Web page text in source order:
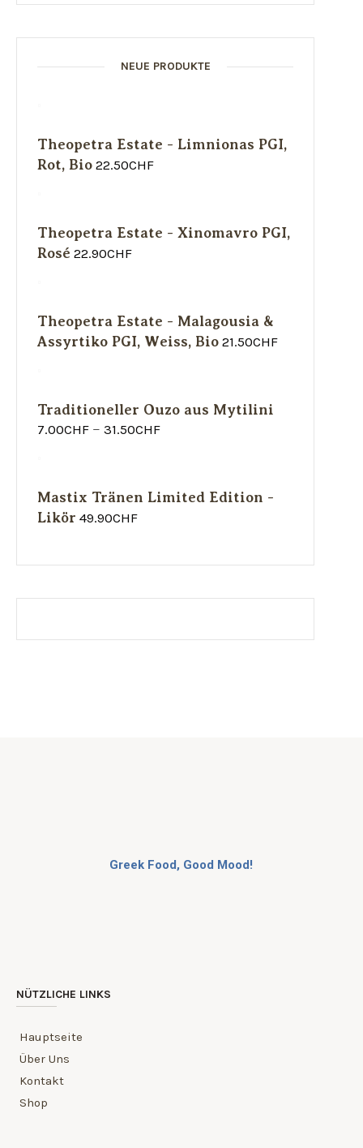
NEUE PRODUKTE
Theopetra Estate - Limnionas PGI,
Rot, Bio 22.50CHF
Theopetra Estate - Xinomavro PGI,
Rosé 22.90CHF
Theopetra Estate - Malagousia &
Assyrtiko PGI, Weiss, Bio 21.50CHF
Traditioneller Ouzo aus Mytilini
7.00CHF – 31.50CHF
Mastix Tränen Limited Edition -
Likör 49.90CHF
Greek Food, Good Mood!
NÜTZLICHE LINKS
Hauptseite
Über Uns
Kontakt
Shop